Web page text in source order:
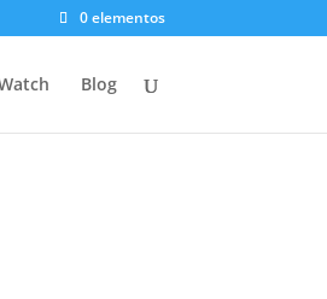
0 elementos
Blog